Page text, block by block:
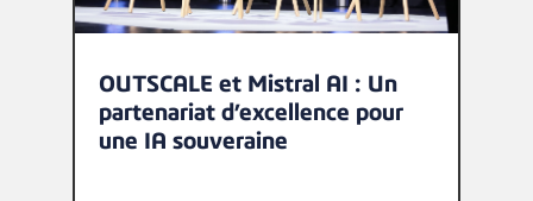
OUTSCALE et Mistral AI : Un
partenariat d’excellence pour
une IA souveraine